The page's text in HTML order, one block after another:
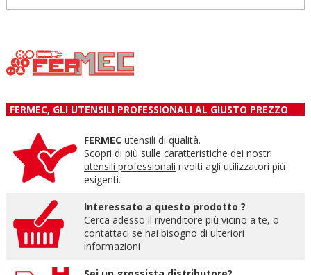
FERMEC, GLI UTENSILI PROFESSIONALI AL GIUSTO PREZZO
FERMECutensili di qualità.
Scopri di più sulle caratteristiche dei nostri
utensili professionali rivolti agli utilizzatori più
esigenti.
Interessato a questo prodotto ?
Cerca adesso il rivenditore più vicino a te, o
contattaci se hai bisogno di ulteriori
informazioni